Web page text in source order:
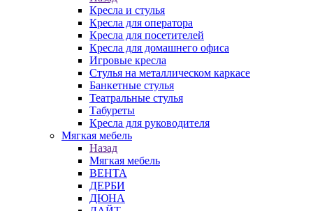
Кресла и стулья
Кресла для оператора
Кресла для посетителей
Кресла для домашнего офиса
Игровые кресла
Стулья на металлическом каркасе
Банкетные стулья
Театральные стулья
Табуреты
Кресла для руководителя
Мягкая мебель
Назад
Мягкая мебель
ВЕНТА
ДЕРБИ
ДЮНА